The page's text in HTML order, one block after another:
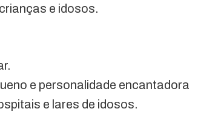
e idosos.
e personalidade encantadora
e lares de idosos.